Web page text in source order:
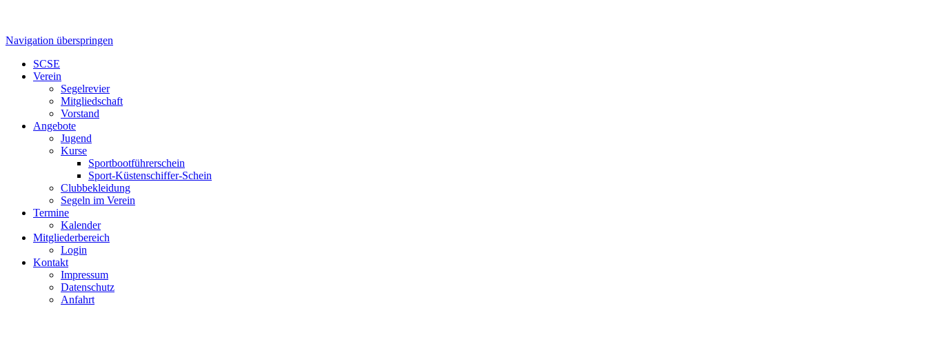
Navigation überspringen
SCSE
Verein
Segelrevier
Mitgliedschaft
Vorstand
Angebote
Jugend
Kurse
Sportbootführerschein
Sport-Küstenschiffer-Schein
Clubbekleidung
Segeln im Verein
Termine
Kalender
Mitgliederbereich
Login
Kontakt
Impressum
Datenschutz
Anfahrt